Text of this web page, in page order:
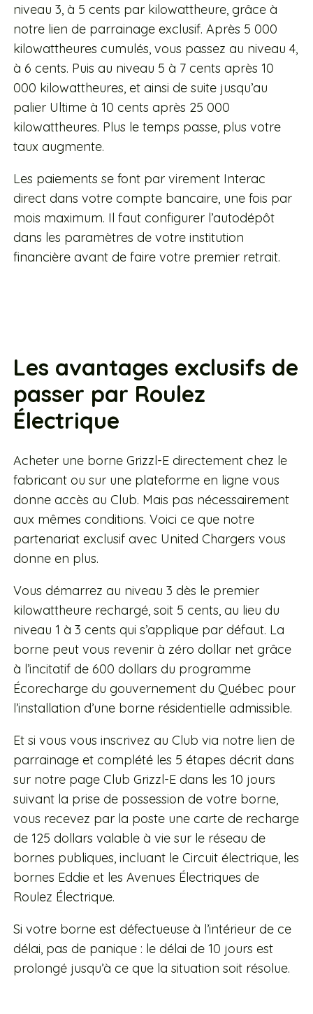
niveau 3, à 5 cents par kilowattheure, grâce à
notre lien de parrainage exclusif. Après 5 000
kilowattheures cumulés, vous passez au niveau 4,
à 6 cents. Puis au niveau 5 à 7 cents après 10
000 kilowattheures, et ainsi de suite jusqu’au
palier Ultime à 10 cents après 25 000
kilowattheures. Plus le temps passe, plus votre
taux augmente.
Les paiements se font par virement Interac
direct dans votre compte bancaire, une fois par
mois maximum. Il faut configurer l’autodépôt
dans les paramètres de votre institution
financière avant de faire votre premier retrait.
Les avantages exclusifs de
passer par Roulez
Électrique
Acheter une borne Grizzl-E directement chez le
fabricant ou sur une plateforme en ligne vous
donne accès au Club. Mais pas nécessairement
aux mêmes conditions. Voici ce que notre
partenariat exclusif avec United Chargers vous
donne en plus.
Vous démarrez au niveau 3 dès le premier
kilowattheure rechargé, soit 5 cents, au lieu du
niveau 1 à 3 cents qui s’applique par défaut. La
borne peut vous revenir à zéro dollar net grâce
à l’incitatif de 600 dollars du programme
Écorecharge du gouvernement du Québec pour
l’installation d’une borne résidentielle admissible.
Et si vous vous inscrivez au Club via notre lien de
parrainage et complété les 5 étapes décrit dans
sur notre page Club Grizzl-E dans les 10 jours
suivant la prise de possession de votre borne,
vous recevez par la poste une carte de recharge
de 125 dollars valable à vie sur le réseau de
bornes publiques, incluant le Circuit électrique, les
bornes Eddie et les Avenues Électriques de
Roulez Électrique.
Si votre borne est défectueuse à l’intérieur de ce
délai, pas de panique : le délai de 10 jours est
prolongé jusqu’à ce que la situation soit résolue.